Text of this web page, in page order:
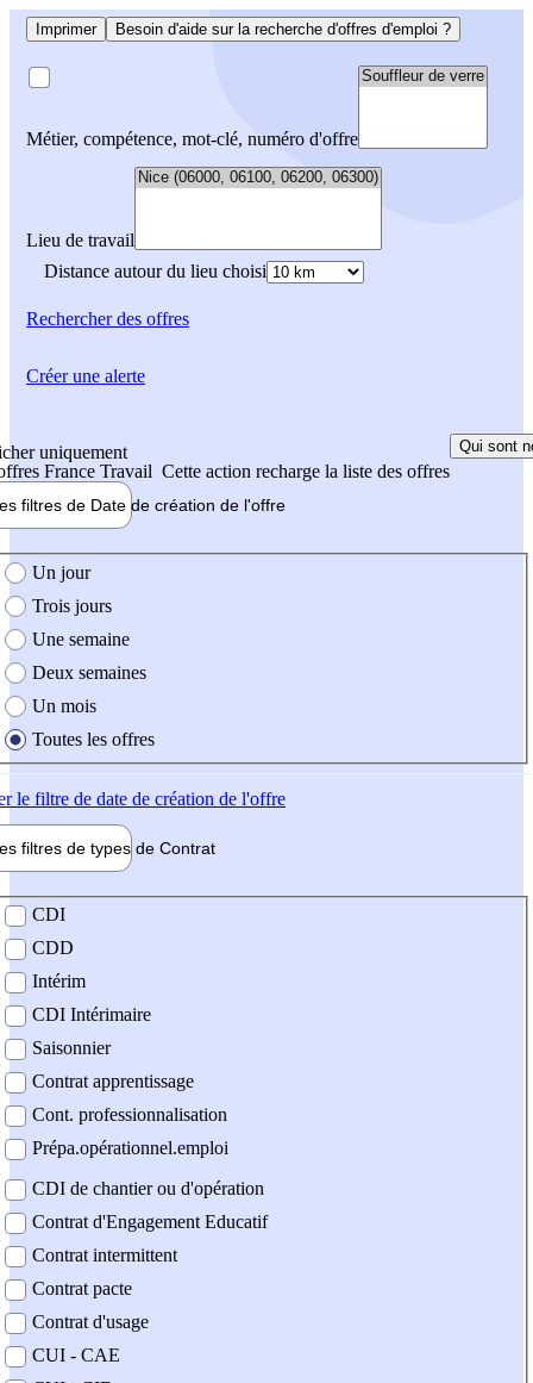
Imprimer Besoin d'aide sur la recherche d'offres d'emploi ?
Métier, compétence, mot-clé, numéro d'offre
Lieu de travail
Distance autour du lieu choisi
Rechercherdes offres
uniquement
France Travail Cette action recharge la liste des offres
Qui sont
filtres de Date de création de l'offre
création de l'offre
Un jour
Trois jours
Une semaine
Deux semaines
Un mois
Toutes les offres
le filtre de date de création de l'offre
filtres de types de Contrat
contrat
CDI
CDD
Intérim
CDI Intérimaire
Saisonnier
Contrat apprentissage
Cont. professionnalisation
Prépa.opérationnel.emploi
CDI de chantier ou d'opération
Contrat d'Engagement Educatif
Contrat intermittent
Contrat pacte
Contrat d'usage
CUI - CAE
Créer une alerte